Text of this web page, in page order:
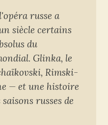
russe a
siècle certains
du
Glinka, le
Rimski-
— et une histoire
russes de